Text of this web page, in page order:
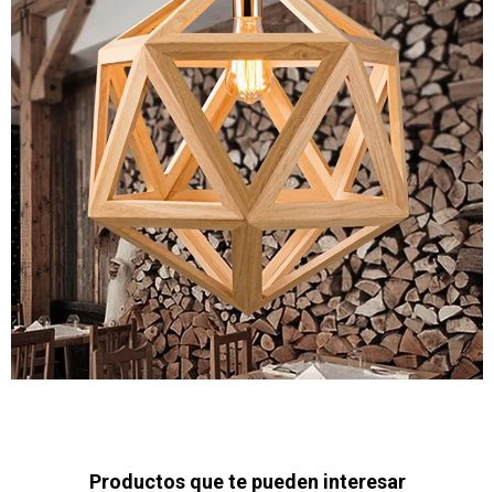
Productos que te pueden interesar